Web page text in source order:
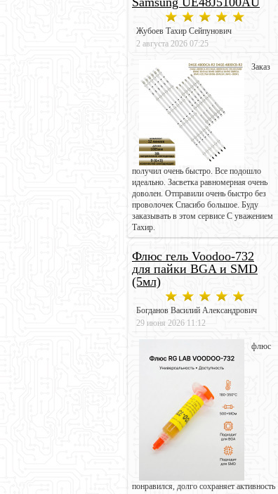
Жубоев Тахир Сейпунович
2 августа 2026 07:25
Заказ
получил очень быстро. Все подошло
идеально. Засветка равномерная очень
доволен. Отправили очень быстро без
проволочек Спасибо большое. Буду
заказывать в этом сервисе С уважением
Тахир.
Флюс гель Voodoo-732
для пайки BGA и SMD
(5мл)
Богданов Василий Александрович
29 июня 2026 11:12
флюс
понравился, долго сохраняет активность